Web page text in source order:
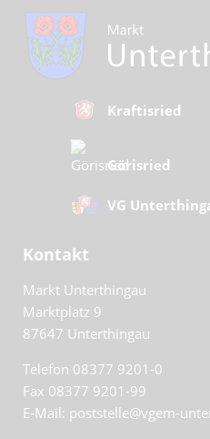
Kraftisried
Görisried
VG
Kontakt
Markt Unterthingau
Marktplatz 9
87647 Unterthingau
Telefon 08377 9201-0
Fax 08377 9201-99
E-Mail: poststelle@vgem-